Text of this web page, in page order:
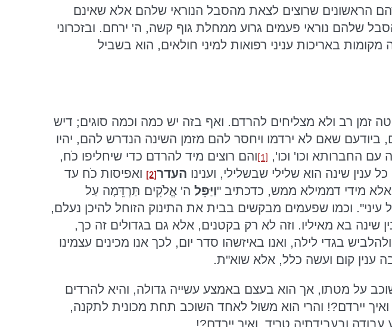
הראשונים שרוצים לצאת מהסבל הנוראי שלהם אלא שאינם
שלהם נוראי פעמים גרוע ממחלת גוף קשה, ה' ירחם. ובזכרוני
באריכות עניני רפואות למיני חולאים, הוא בשביל
זמן רב ולא מצליחים להרדם. ואף בזה יש כמה וכמה סוגים; דיש
שאם לא ירדמו ויחסר להם מזמן השינה הנדרש להם, יהיו
עם החברותא וכו' וכו',
[1] והם רוצים מיד להרדם כדי שיחליפו כֹח,
שינה הוא שלילי שבשלילי, וענינו העדר [2]
ואפיסות כֹח עד
אלא מידי דממילא ממש, כדכתיב "וַיַּפֵּלה' אֱלֹקִים תַּרְדֵּמָה עַל
עיני". וכמו שפעמים מבקשים בבית את התינוק הזוחל להיכן נעלם,
בא מאיליו. וזה לא רק בקטנים, אלא גם בגדולים זה כך,
בגדי לילה, ואנו באיזשהו סדר יום, לכך אנו מכינים עצמינו
ענין קום ועשה כלל, אלא שוא"ת.
על מטתו, אך הוא בעצם באמצע עשייה גדולה, והיא להרדים
יירדם?! והרי הוא משול לאחד השוכב תחת מכונית לתקנה,
ובעבידתיה טריד, ואיך יירדם?!